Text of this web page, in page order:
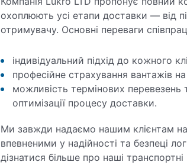
охоплюють усі етапи доставки — від
отримувачу. Основні переваги
індивідуальний підхід до кожного
професійне страхування вантажів
можливість термінових
оптимізації процесу доставки.
Ми завжди надаємо нашим клієнтам
впевненими у надійності та безпеці
дізнатися більше про наші